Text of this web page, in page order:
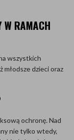
W RAMACH
wszystkich
młodsze dzieci oraz
ochronę. Nad
nie tylko wtedy,